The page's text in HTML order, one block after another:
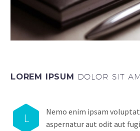
LOREM IPSUM DOLOR SIT
L
Nemo enim ipsam
aspernatur aut odit aut